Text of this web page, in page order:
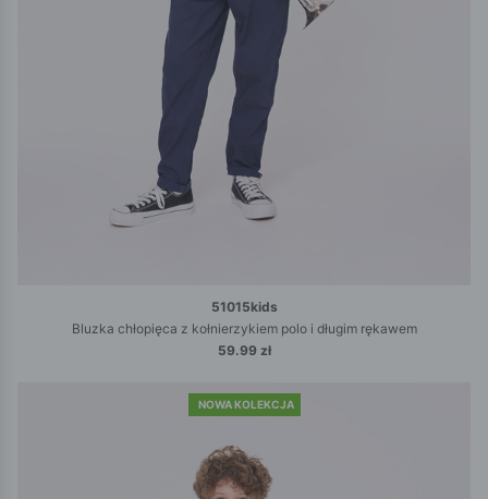
51015kids
Bluzka chłopięca z kołnierzykiem polo i długim rękawem
59.99 zł
NOWA KOLEKCJA